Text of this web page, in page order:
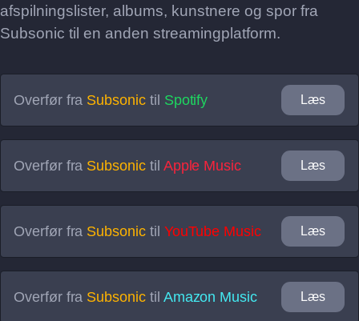
afspilningslister, albums, kunstnere og spor fra
Subsonic til en anden streamingplatform.
Overfør fra Subsonictil Spotify Læs
Overfør fra Subsonictil Apple Music Læs
Overfør fra Subsonictil YouTube Music Læs
Overfør fra Subsonictil Amazon Music Læs